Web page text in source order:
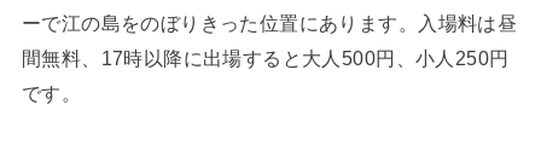
ーで江の島をのぼりきった位置にあります。入場料は昼
間無料、17時以降に出場すると大人500円、小人250円
です。